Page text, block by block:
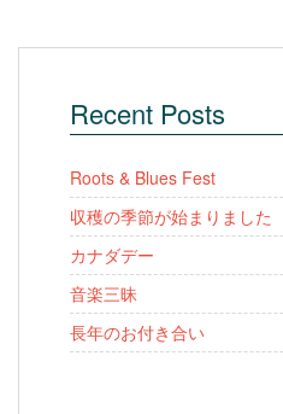
Recent Posts
Roots & Blues Fest
収穫の季節が始まりました
カナダデー
音楽三昧
長年のお付き合い